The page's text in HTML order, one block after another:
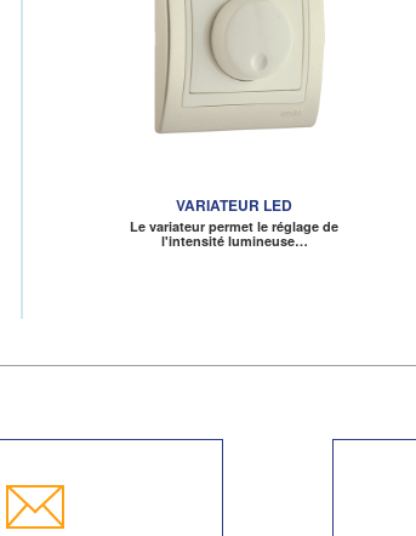
VARIATEUR LED
Le variateur permet le réglage de
l'intensité lumineuse…